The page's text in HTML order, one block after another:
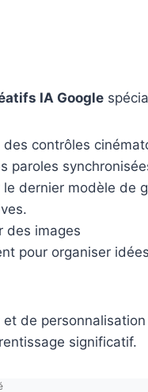
IA Google
contrôles
paroles
dernier modèle de
des images
pour organiser
de
significatif.